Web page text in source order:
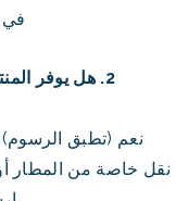
في
2. هل يوفر
نعم (تطبق
نقل خاصة من المطار